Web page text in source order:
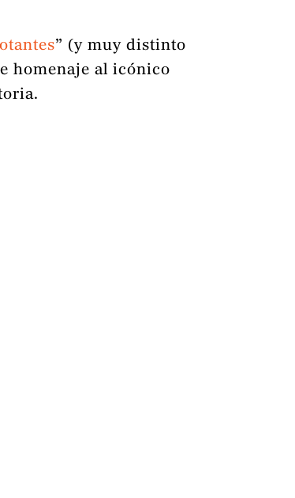
” (y muy distinto
homenaje al icónico